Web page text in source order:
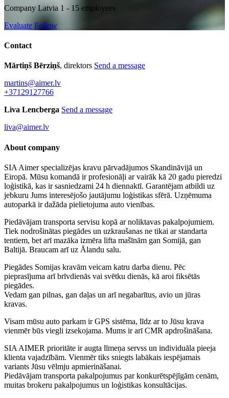
Company Latvia 1 - 15 employees
Evaluate Follow
Contact
Mārtiņš Bērziņš, direktors Send a message
martins@aimer.lv
+37129127766
Lìva Lencberga Send a message
liva@aimer.lv
About company
SIA Aimer specializējas kravu pārvadājumos Skandināvijā un
Eiropā. Mūsu komandā ir profesionāļi ar vairāk kā 20 gadu pieredzi
loģistikā, kas ir sasniedzami 24 h diennaktī. Garantējam atbildi uz
jebkuru Jums interesējošo jautājumu loģistikas sfērā. Uzņēmuma
autoparkā ir dažāda pielietojuma auto vienības.
Piedāvājam transporta servisu kopā ar noliktavas pakalpojumiem.
Tiek nodrošinātas piegādes un uzkraušanas ne tikai ar standarta
tentiem, bet arī mazāka izmēra lifta mašīnām gan Somijā, gan
Baltijā. Braucam arī uz Ālandu salu.
Piegādes Somijas kravām veicam katru darba dienu. Pēc
pieprasījuma arī brīvdienās vai svētku dienās, kā aroi fiksētās
piegādes.
Vedam gan pilnas, gan daļas un arī negabarītus, avio un jūras
kravas.
Visam mūsu auto parkam ir GPS sistēma, līdz ar to Jūsu krava
vienmēr būs viegli izsekojama. Mums ir arī CMR apdrošināšana.
SIA AIMER prioritāte ir augta līmeņa servss un individuāla pieeja
klienta vajadzībām. Vienmēr tiks sniegts labākais iespējamais
variants Jūsu vēlmju apmierināšanai.
Piedāvājam transporta pakalpojumus par konkurētspējīgām cenām,
muitas brokeru pakalpojumus un loģistikas konsultācijas.